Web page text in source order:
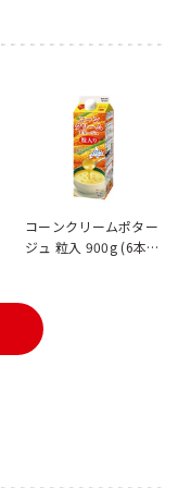
コーンクリームポター
ジュ 粒入 900g (6本